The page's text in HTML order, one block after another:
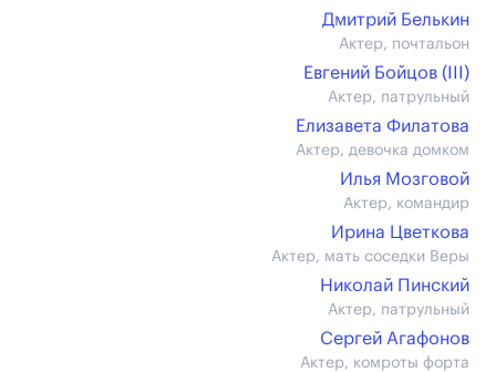
Дмитрий Белькин
Актер, почтальон
Евгений Бойцов (III)
Актер, патрульный
Елизавета Филатова
Актер, девочка домком
Илья Мозговой
Актер, командир
Ирина Цветкова
Актер, мать соседки Веры
Николай Пинский
Актер, патрульный
Сергей Агафонов
Актер, комроты форта